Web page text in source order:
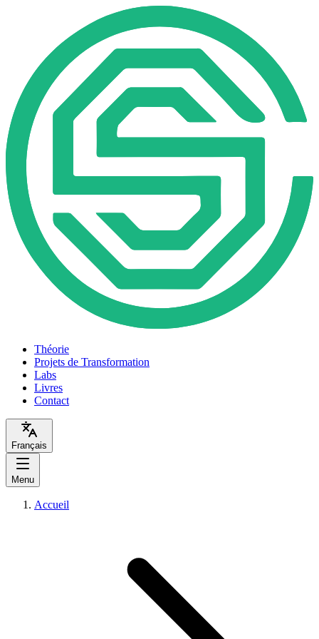
Théorie
Projets de Transformation
Labs
Livres
Contact
Français
Menu
Accueil